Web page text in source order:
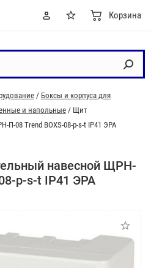
Корзина
/ Боксы и корпуса для
и напольные / Щит
08 Trend BOXS-08-p-s-t IP41 ЭРА
навесной ЩРН-
p-s-t IP41 ЭРА